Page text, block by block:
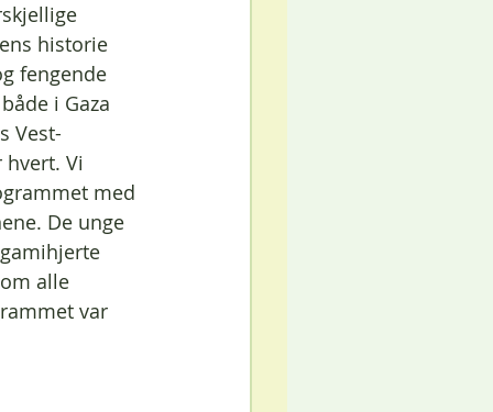
historie
fengende
i Gaza
Vest-
Vi
med
De unge
alle
var